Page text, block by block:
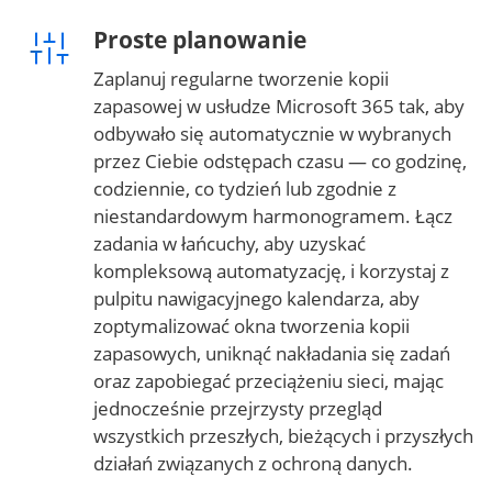
Proste planowanie
Zaplanuj regularne tworzenie kopii
zapasowej w usłudze Microsoft 365 tak, aby
odbywało się automatycznie w wybranych
przez Ciebie odstępach czasu — co godzinę,
codziennie, co tydzień lub zgodnie z
niestandardowym harmonogramem. Łącz
zadania w łańcuchy, aby uzyskać
kompleksową automatyzację, i korzystaj z
pulpitu nawigacyjnego kalendarza, aby
zoptymalizować okna tworzenia kopii
zapasowych, uniknąć nakładania się zadań
oraz zapobiegać przeciążeniu sieci, mając
jednocześnie przejrzysty przegląd
wszystkich przeszłych, bieżących i przyszłych
działań związanych z ochroną danych.